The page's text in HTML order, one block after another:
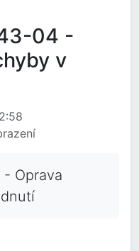
04 -
v
Oprava